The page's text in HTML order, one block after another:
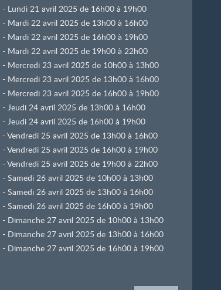
- Lundi 21 avril 2025 de 16h00 à 19h00
- Mardi 22 avril 2025 de 13h00 à 16h00
- Mardi 22 avril 2025 de 16h00 à 19h00
- Mardi 22 avril 2025 de 19h00 à 22h00
- Mercredi 23 avril 2025 de 10h00 à 13h00
- Mercredi 23 avril 2025 de 13h00 à 16h00
- Mercredi 23 avril 2025 de 16h00 à 19h00
- Jeudi 24 avril 2025 de 13h00 à 16h00
- Jeudi 24 avril 2025 de 16h00 à 19h00
- Vendredi 25 avril 2025 de 13h00 à 16h00
- Vendredi 25 avril 2025 de 16h00 à 19h00
- Vendredi 25 avril 2025 de 19h00 à 22h00
- Samedi 26 avril 2025 de 10h00 à 13h00
- Samedi 26 avril 2025 de 13h00 à 16h00
- Samedi 26 avril 2025 de 16h00 à 19h00
- Dimanche 27 avril 2025 de 10h00 à 13h00
- Dimanche 27 avril 2025 de 13h00 à 16h00
- Dimanche 27 avril 2025 de 16h00 à 19h00